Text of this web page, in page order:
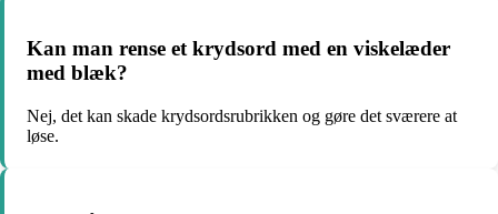
Kan man rense et krydsord med en viskelæder
med blæk?
Nej, det kan skade krydsordsrubrikken og gøre det sværere at
løse.